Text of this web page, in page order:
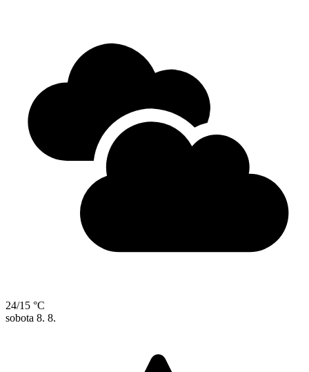
24/15 °C
sobota 8. 8.